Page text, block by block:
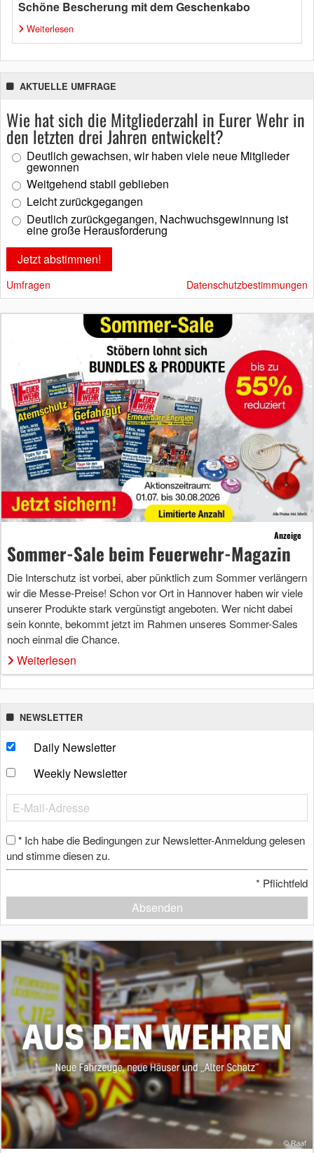
Schöne Bescherung mit dem Geschenkabo
Weiterlesen
AKTUELLE UMFRAGE
Wie hat sich die Mitgliederzahl in Eurer Wehr in
den letzten drei Jahren entwickelt?
Deutlich gewachsen, wir haben viele neue Mitglieder
gewonnen
Weitgehend stabil geblieben
Leicht zurückgegangen
Deutlich zurückgegangen, Nachwuchsgewinnung ist
eine große Herausforderung
Umfragen Datenschutzbestimmungen
Anzeige
Sommer-Sale beim Feuerwehr-Magazin
Die Interschutz ist vorbei, aber pünktlich zum Sommer verlängern
wir die Messe-Preise! Schon vor Ort in Hannover haben wir viele
unserer Produkte stark vergünstigt angeboten. Wer nicht dabei
sein konnte, bekommt jetzt im Rahmen unseres Sommer-Sales
noch einmal die Chance.
Weiterlesen
NEWSLETTER
Daily Newsletter
Weekly Newsletter
* Ich habe die Bedingungen zur Newsletter-Anmeldung gelesen
und stimme diesen zu.
* Pflichtfeld
Absenden